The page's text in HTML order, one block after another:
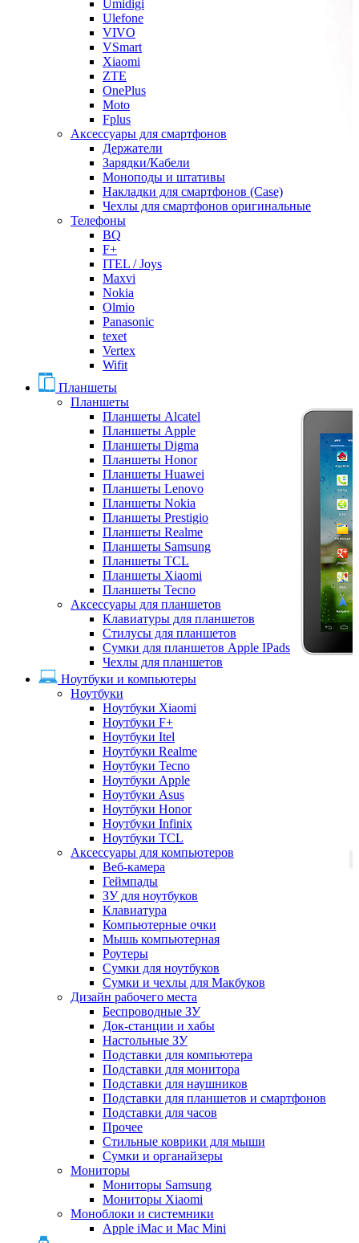
Umidigi
Ulefone
VIVO
VSmart
Xiaomi
ZTE
OnePlus
Moto
Fplus
Аксессуары для смартфонов
Держатели
Зарядки/Кабели
Моноподы и штативы
Накладки для смартфонов (Case)
Чехлы для смартфонов оригинальные
Телефоны
BQ
F+
ITEL / Joys
Maxvi
Nokia
Olmio
Panasonic
texet
Vertex
Wifit
Планшеты
Планшеты
Планшеты Alcatel
Планшеты Apple
Планшеты Digma
Планшеты Honor
Планшеты Huawei
Планшеты Lenovo
Планшеты Nokia
Планшеты Prestigio
Планшеты Realme
Планшеты Samsung
Планшеты TCL
Планшеты Xiaomi
Планшеты Tecno
Аксессуары для планшетов
Клавиатуры для планшетов
Стилусы для планшетов
Сумки для планшетов Apple IPads
Чехлы для планшетов
Ноутбуки и компьютеры
Ноутбуки
Ноутбуки Xiaomi
Ноутбуки F+
Ноутбуки Itel
Ноутбуки Realme
Ноутбуки Tecno
Ноутбуки Apple
Ноутбуки Asus
Ноутбуки Honor
Ноутбуки Infinix
Ноутбуки TCL
Аксессуары для компьютеров
Веб-камера
Геймпады
ЗУ для ноутбуков
Клавиатура
Компьютерные очки
Мышь компьютерная
Роутеры
Сумки для ноутбуков
Сумки и чехлы для Макбуков
Дизайн рабочего места
Беспроводные ЗУ
Док-станции и хабы
Настольные ЗУ
Подставки для компьютера
Подставки для монитора
Подставки для наушников
Подставки для планшетов и смартфонов
Подставки для часов
Прочее
Стильные коврики для мыши
Сумки и органайзеры
Мониторы
Мониторы Samsung
Мониторы Xiaomi
Моноблоки и системники
Apple iMac и Mac Mini